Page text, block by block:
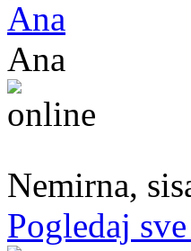
Ana
Nemirna,
Pogledaj